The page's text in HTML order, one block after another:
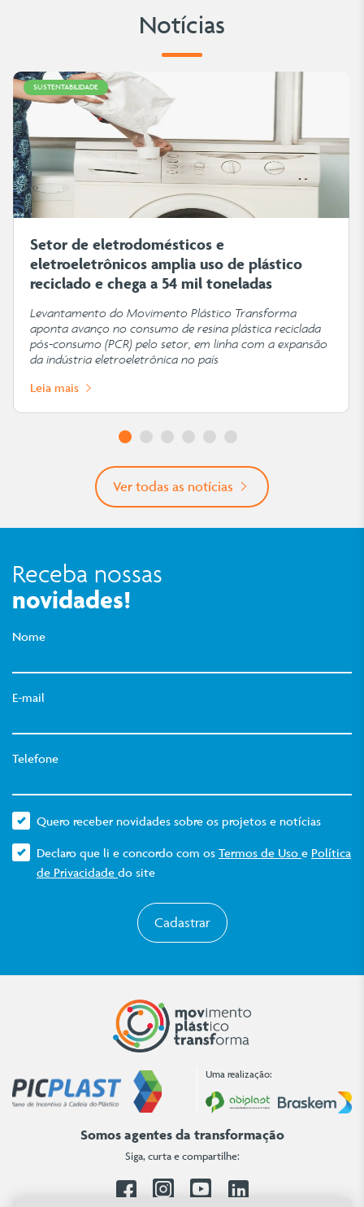
Notícias
SUSTENTABILIDADE
Setor de eletrodomésticos e
eletroeletrônicos amplia uso de plástico
reciclado e chega a 54 mil toneladas
Levantamento do Movimento Plástico Transforma
aponta avanço no consumo de resina plástica reciclada
pós-consumo (PCR) pelo setor, em linha com a expansão
da indústria eletroeletrônica no país
Leia mais
Ver todas as notícias
Receba nossas
novidades!
Nome
E-mail
Telefone
Quero receber novidades sobre os projetos e notícias
Declaro que li e concordo com os Termos de Uso e Política
de Privacidade do site
Cadastrar
Uma realização:
Somos agentes da transformação
Siga, curta e compartilhe:
Facebook
Instagram
YoutubeLinkedin